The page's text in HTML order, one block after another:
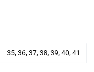
35, 36, 37, 38, 39, 40, 41